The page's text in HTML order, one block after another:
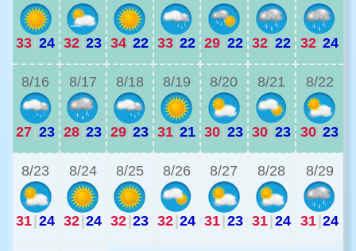
33|24 32|23 34|22 33|22 29|22 32|22 32|24
8/16
27|23
8/17
28|23
8/18
29|23
8/19
31|21
8/20
30|23
8/21
30|23
8/22
30|23
8/23
31|24
8/24
32|24
8/25
32|23
8/26
32|24
8/27
31|23
8/28
31|24
8/29
31|24